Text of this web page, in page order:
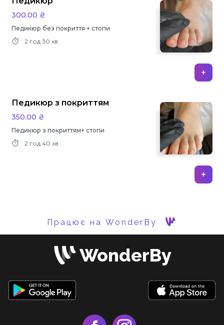
300.00 ₴
Педикюр без покриття + стопи
2 год 30 хв
+
Педикюр з покриттям
350.00 ₴
Педикюр з покриттям+ стопи
2 год 40 хв
+
Працює на WonderBy
WonderBy